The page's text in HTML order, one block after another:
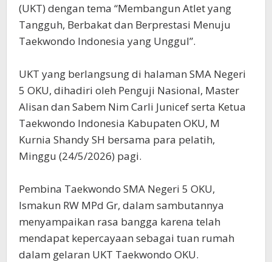
(UKT) dengan tema “Membangun Atlet yang
Tangguh, Berbakat dan Berprestasi Menuju
Taekwondo Indonesia yang Unggul”.
UKT yang berlangsung di halaman SMA Negeri
5 OKU, dihadiri oleh Penguji Nasional, Master
Alisan dan Sabem Nim Carli Junicef serta Ketua
Taekwondo Indonesia Kabupaten OKU, M
Kurnia Shandy SH bersama para pelatih,
Minggu (24/5/2026) pagi.
Pembina Taekwondo SMA Negeri 5 OKU,
Ismakun RW MPd Gr, dalam sambutannya
menyampaikan rasa bangga karena telah
mendapat kepercayaan sebagai tuan rumah
dalam gelaran UKT Taekwondo OKU.